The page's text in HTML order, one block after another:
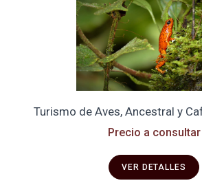
Turismo de Aves, Ancestral y
Precio a consultar
VER DETALLES